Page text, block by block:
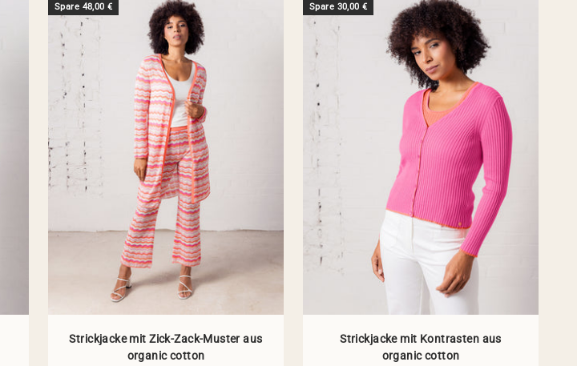
Spare 48,00 €
Strickjacke mit Zick-Zack-Muster aus
organic cotton
Spare 30,00 €
Strickjacke mit Kontrasten aus
organic cotton